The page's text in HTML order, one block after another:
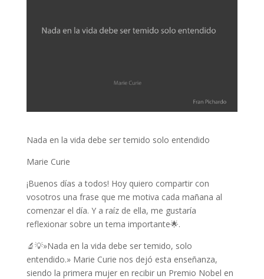
Nada en la vida debe ser temido solo entendido
Marie Curie
¡Buenos días a todos! Hoy quiero compartir con
vosotros una frase que me motiva cada mañana al
comenzar el día. Y a raíz de ella, me gustaría
reflexionar sobre un tema importante🌟.
🔬💡»Nada en la vida debe ser temido, solo
entendido.» Marie Curie nos dejó esta enseñanza,
siendo la primera mujer en recibir un Premio Nobel en